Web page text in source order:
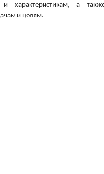
характеристикам, а
и целям.